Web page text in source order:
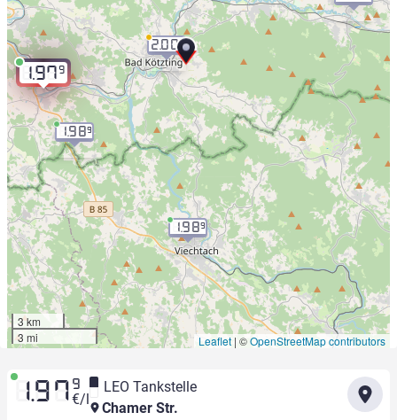
1.979
1.989
2.009
1.989
3 km
3 mi
Leaflet | ©OpenStreetMap contributors
1.97 9
€/l
LEO Tankstelle
Chamer Str.